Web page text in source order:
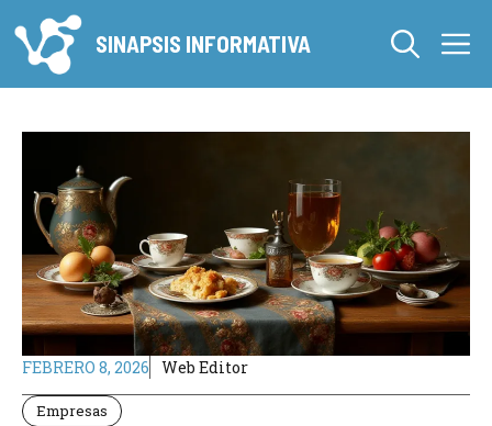
al
contenido
SINAPSIS INFORMATIVA
FEBRERO 8, 2026 Web Editor
Empresas